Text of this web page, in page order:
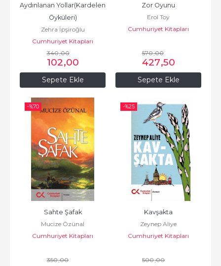
Sepete Ekle
Aydınlanan Yollar(Kardelen
Öyküleri)
Zehra İpşiroğlu
Cumhuriyet Kitapları
340,00
102,00
Sepete Ekle
Zor Oyunu
Erol Toy
Cumhuriyet Kitapları
570,00
427,50
-%70
Sahte Şafak
Mucize Özünal
Cumhuriyet Kitapları
350,00
-%25
Kavşakta
Zeynep Aliye
Cumhuriyet Kitapları
500,00